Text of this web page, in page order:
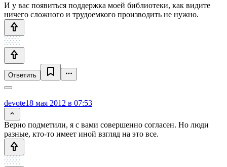
И у вас появиться поддержка моей библиотеки, как видите
ничего сложного и трудоемкого производить не нужно.
Ответить
devote18 мая 2012 в 07:53
Верно подметили, я с вами совершенно согласен. Но люди
разные, кто-то имеет иной взгляд на это все.